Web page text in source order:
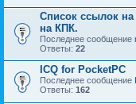
Список ссылок
на КПК.
Последнее сообщение
Ответы: 22
ICQ for PocketPC
Последнее сообщение
Ответы: 162